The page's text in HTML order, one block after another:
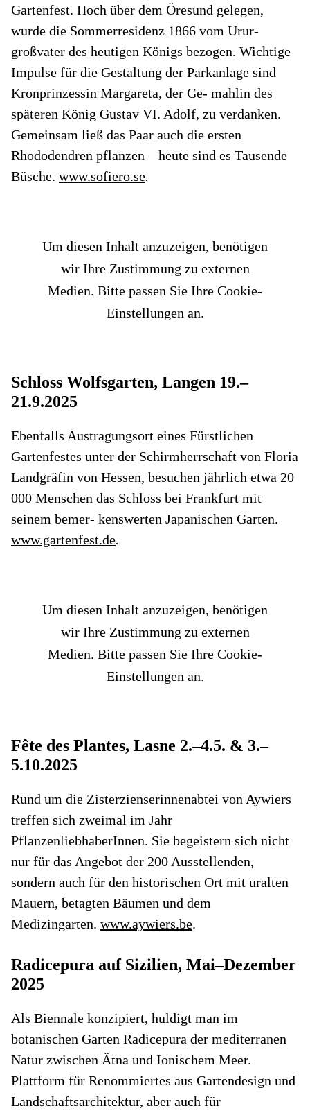
Gartenfest. Hoch über dem Öresund gelegen,
wurde die Sommerresidenz 1866 vom Urur-
großvater des heutigen Königs bezogen. Wichtige
Impulse für die Gestaltung der Parkanlage sind
Kronprinzessin Margareta, der Ge- mahlin des
späteren König Gustav VI. Adolf, zu verdanken.
Gemeinsam ließ das Paar auch die ersten
Rhododendren pflanzen – heute sind es Tausende
Büsche. www.sofiero.se.
Um diesen Inhalt anzuzeigen, benötigen
wir Ihre Zustimmung zu externen
Medien. Bitte passen Sie Ihre Cookie-
Einstellungen an.
Schloss Wolfsgarten, Langen 19.–
21.9.2025
Ebenfalls Austragungsort eines Fürstlichen
Gartenfestes unter der Schirmherrschaft von Floria
Landgräfin von Hessen, besuchen jährlich etwa 20
000 Menschen das Schloss bei Frankfurt mit
seinem bemer- kenswerten Japanischen Garten.
www.gartenfest.de.
Um diesen Inhalt anzuzeigen, benötigen
wir Ihre Zustimmung zu externen
Medien. Bitte passen Sie Ihre Cookie-
Einstellungen an.
Fête des Plantes, Lasne 2.–4.5. & 3.–
5.10.2025
Rund um die Zisterzienserinnenabtei von Aywiers
treffen sich zweimal im Jahr
PflanzenliebhaberInnen. Sie begeistern sich nicht
nur für das Angebot der 200 Ausstellenden,
sondern auch für den historischen Ort mit uralten
Mauern, betagten Bäumen und dem
Medizingarten. www.aywiers.be.
Radicepura auf Sizilien, Mai–Dezember
2025
Als Biennale konzipiert, huldigt man im
botanischen Garten Radicepura der mediterranen
Natur zwischen Ätna und Ionischem Meer.
Plattform für Renommiertes aus Gartendesign und
Landschaftsarchitektur, aber auch für